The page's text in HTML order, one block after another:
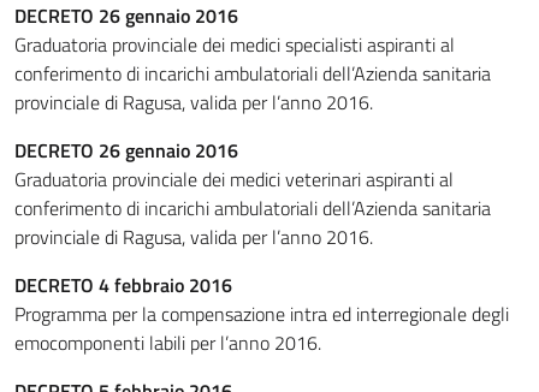
DECRETO 26 gennaio 2016
Graduatoria provinciale dei medici specialisti aspiranti al
conferimento di incarichi ambulatoriali dell’Azienda sanitaria
provinciale di Ragusa, valida per l’anno 2016.
DECRETO 26 gennaio 2016
Graduatoria provinciale dei medici veterinari aspiranti al
conferimento di incarichi ambulatoriali dell’Azienda sanitaria
provinciale di Ragusa, valida per l’anno 2016.
DECRETO 4 febbraio 2016
Programma per la compensazione intra ed interregionale degli
emocomponenti labili per l’anno 2016.